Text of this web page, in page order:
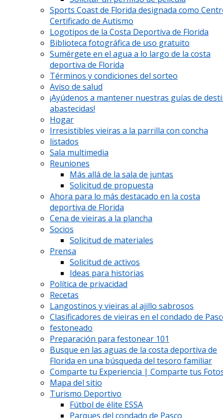
Sports Coast de Florida designada como
Certificado de Autismo
Logotipos de la Costa Deportiva de Florida
Biblioteca fotográfica de uso gratuito
Sumérgete en el agua a lo largo de la costa
deportiva de Florida
Términos y condiciones del sorteo
Aviso de salud
¡Ayúdenos a mantener nuestras guías de
abastecidas!
Hogar
Irresistibles vieiras a la parrilla con concha
listados
Sala multimedia
Reuniones
Más allá de la sala de juntas
Solicitud de propuesta
Ahora para lo más destacado en la costa
deportiva de Florida
Cena de vieiras a la plancha
Socios
Solicitud de materiales
Prensa
Solicitud de activos
Ideas para historias
Política de privacidad
Recetas
Langostinos y vieiras al ajillo sabrosos
Clasificadores de vieiras en el condado de
festoneado
Preparación para festonear 101
Busque en las aguas de la costa deportiva de
Florida en una búsqueda del tesoro familiar
Comparte tu Experiencia | Comparte tus
Mapa del sitio
Turismo Deportivo
Fútbol de élite ESSA
Parques del condado de Pasco